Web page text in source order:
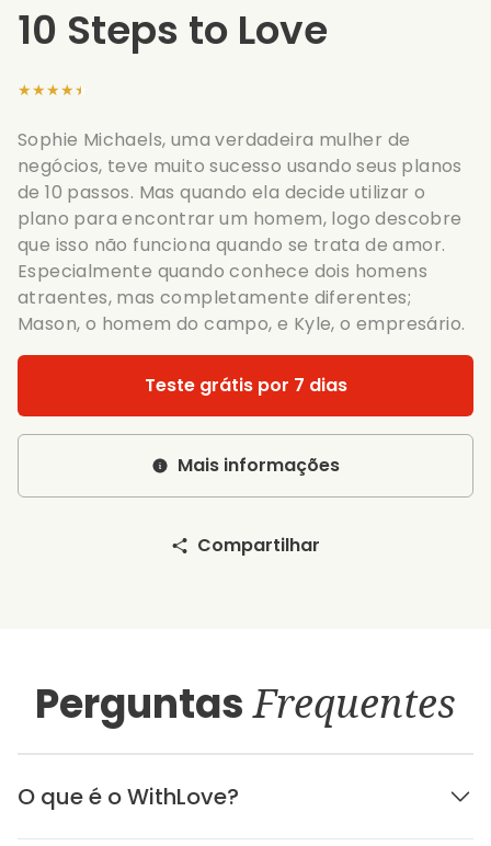
10 Steps to Love
★★★★★
Sophie Michaels, uma verdadeira mulher de
negócios, teve muito sucesso usando seus planos
de 10 passos. Mas quando ela decide utilizar o
plano para encontrar um homem, logo descobre
que isso não funciona quando se trata de amor.
Especialmente quando conhece dois homens
atraentes, mas completamente diferentes;
Mason, o homem do campo, e Kyle, o empresário.
Teste grátis por 7 dias
Mais informações
Compartilhar
PerguntasFrequentes
O que é o WithLove?